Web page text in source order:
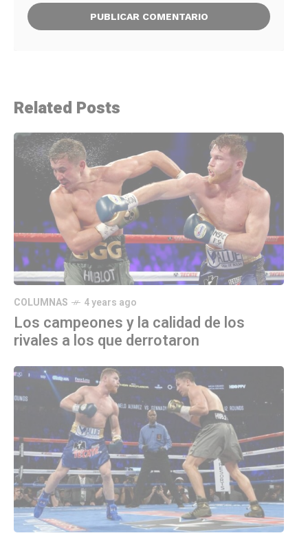
Related Posts
COLUMNAS 4 years ago
Los campeones y la calidad de los
rivales a los que derrotaron